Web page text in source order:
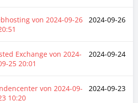
2024-09-26
von 2024-09-26
2024-09-24
Exchange von 2024-
25 20:01
2024-09-23
von 2024-09-
10:20